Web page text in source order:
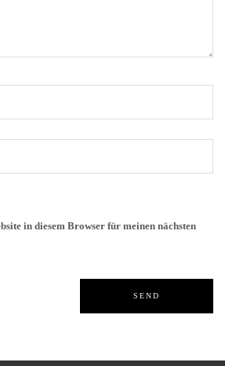
in diesem Browser für meinen nächsten